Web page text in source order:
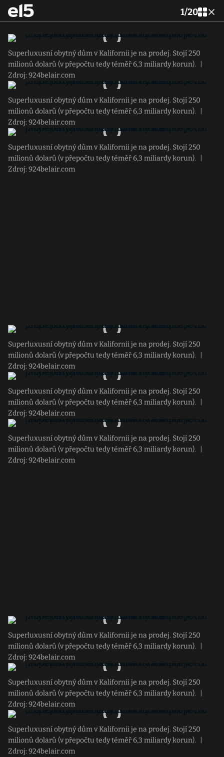
1/20
Superluxusní obytný dům v Kalifornii je na prodej. Stojí 250
milionů dolarů (v přepočtu tedy téměř 6,3 miliardy korun).
Zdroj: 924belair.com
Superluxusní obytný dům v Kalifornii je na prodej. Stojí 250
milionů dolarů (v přepočtu tedy téměř 6,3 miliardy korun).
Zdroj: 924belair.com
Superluxusní obytný dům v Kalifornii je na prodej. Stojí 250
milionů dolarů (v přepočtu tedy téměř 6,3 miliardy korun).
Zdroj: 924belair.com
Superluxusní obytný dům v Kalifornii je na prodej. Stojí 250
milionů dolarů (v přepočtu tedy téměř 6,3 miliardy korun).
Zdroj: 924belair.com
Superluxusní obytný dům v Kalifornii je na prodej. Stojí 250
milionů dolarů (v přepočtu tedy téměř 6,3 miliardy korun).
Zdroj: 924belair.com
Superluxusní obytný dům v Kalifornii je na prodej. Stojí 250
milionů dolarů (v přepočtu tedy téměř 6,3 miliardy korun).
Zdroj: 924belair.com
Superluxusní obytný dům v Kalifornii je na prodej. Stojí 250
milionů dolarů (v přepočtu tedy téměř 6,3 miliardy korun).
Zdroj: 924belair.com
Superluxusní obytný dům v Kalifornii je na prodej. Stojí 250
milionů dolarů (v přepočtu tedy téměř 6,3 miliardy korun).
Zdroj: 924belair.com
Superluxusní obytný dům v Kalifornii je na prodej. Stojí 250
milionů dolarů (v přepočtu tedy téměř 6,3 miliardy korun).
Zdroj: 924belair.com